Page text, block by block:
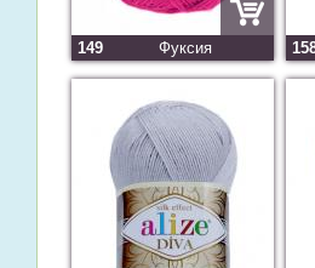
149 Фуксия